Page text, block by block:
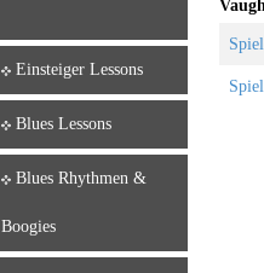
Einsteiger Lessons
Blues Lessons
Blues Rhythmen &
Boogies